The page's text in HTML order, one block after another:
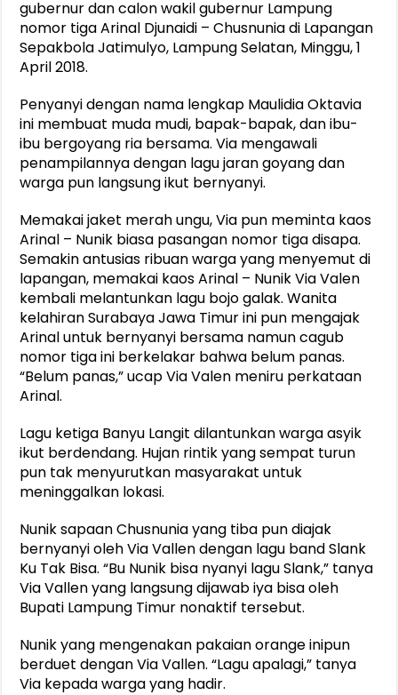
gubernur dan calon wakil gubernur Lampung
nomor tiga Arinal Djunaidi – Chusnunia di Lapangan
Sepakbola Jatimulyo, Lampung Selatan, Minggu, 1
April 2018.
Penyanyi dengan nama lengkap Maulidia Oktavia
ini membuat muda mudi, bapak-bapak, dan ibu-
ibu bergoyang ria bersama. Via mengawali
penampilannya dengan lagu jaran goyang dan
warga pun langsung ikut bernyanyi.
Memakai jaket merah ungu, Via pun meminta kaos
Arinal – Nunik biasa pasangan nomor tiga disapa.
Semakin antusias ribuan warga yang menyemut di
lapangan, memakai kaos Arinal – Nunik Via Valen
kembali melantunkan lagu bojo galak. Wanita
kelahiran Surabaya Jawa Timur ini pun mengajak
Arinal untuk bernyanyi bersama namun cagub
nomor tiga ini berkelakar bahwa belum panas.
“Belum panas,” ucap Via Valen meniru perkataan
Arinal.
Lagu ketiga Banyu Langit dilantunkan warga asyik
ikut berdendang. Hujan rintik yang sempat turun
pun tak menyurutkan masyarakat untuk
meninggalkan lokasi.
Nunik sapaan Chusnunia yang tiba pun diajak
bernyanyi oleh Via Vallen dengan lagu band Slank
Ku Tak Bisa. “Bu Nunik bisa nyanyi lagu Slank,” tanya
Via Vallen yang langsung dijawab iya bisa oleh
Bupati Lampung Timur nonaktif tersebut.
Nunik yang mengenakan pakaian orange inipun
berduet dengan Via Vallen. “Lagu apalagi,” tanya
Via kepada warga yang hadir.